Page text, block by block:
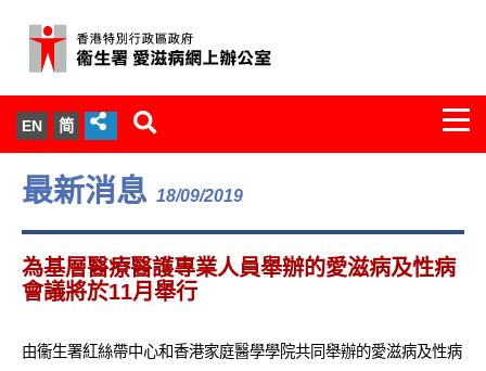
EN 简
關於我們
服務範圍
文件櫃
統計數字
最新消息 18/09/2019
為基層醫療醫護專業人員舉辦的愛滋病及性病
會議將於11月舉行
由衞生署紅絲帶中心和香港家庭醫學學院共同舉辦的愛滋病及性病